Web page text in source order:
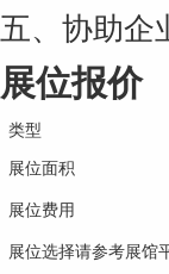
五、协助企
展位报价
类型
展位面积
展位费用
展位选择请参考展馆